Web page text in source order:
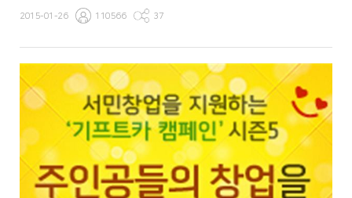
2015-01-26 110566 37